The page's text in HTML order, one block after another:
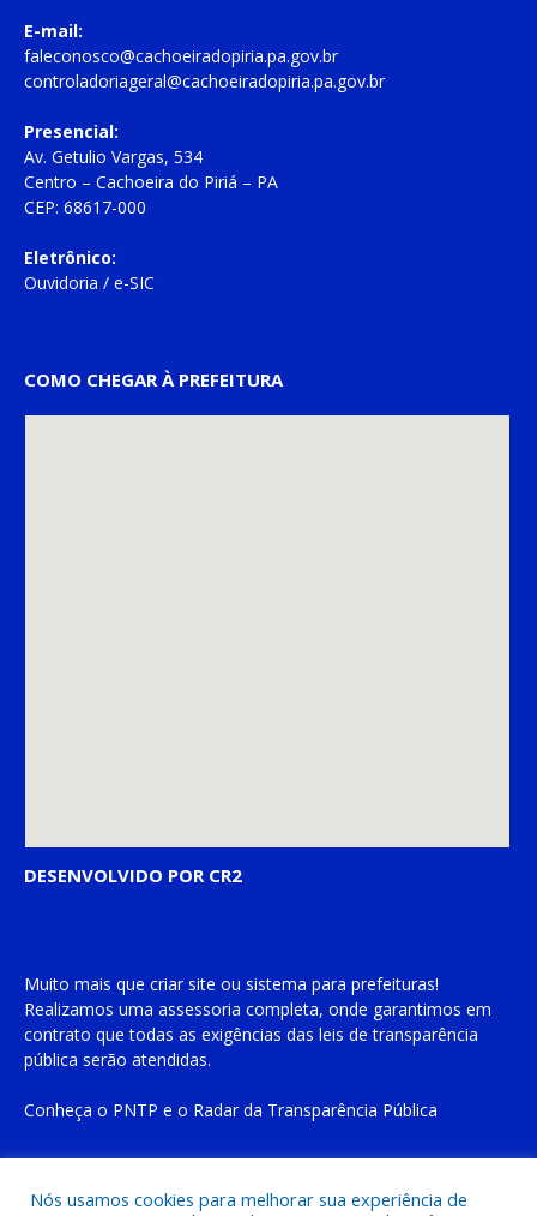
E-mail:
faleconosco@cachoeiradopiria.pa.gov.br
controladoriageral@cachoeiradopiria.pa.gov.br
Presencial:
Av. Getulio Vargas, 534
Centro – Cachoeira do Piriá – PA
CEP: 68617-000
Eletrônico:
Ouvidoria / e-SIC
COMO CHEGAR À PREFEITURA
DESENVOLVIDO POR CR2
Muito mais que criar site ou sistema para prefeituras!
Realizamos uma assessoria completa, onde garantimos em
contrato que todas as exigências das leis de transparência
pública serão atendidas.
Conheça o PNTP e o Radar da Transparência Pública
Nós usamos cookies para melhorar sua experiência de